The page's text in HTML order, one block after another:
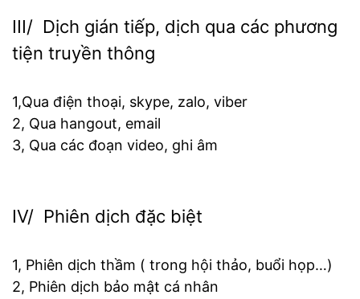
III/ Dịch gián tiếp, dịch qua các phương
tiện truyền thông
1,Qua điện thoại, skype, zalo, viber
2, Qua hangout, email
3, Qua các đoạn video, ghi âm
IV/ Phiên dịch đặc biệt
1, Phiên dịch thầm ( trong hội thảo, buổi họp…)
2, Phiên dịch bảo mật cá nhân